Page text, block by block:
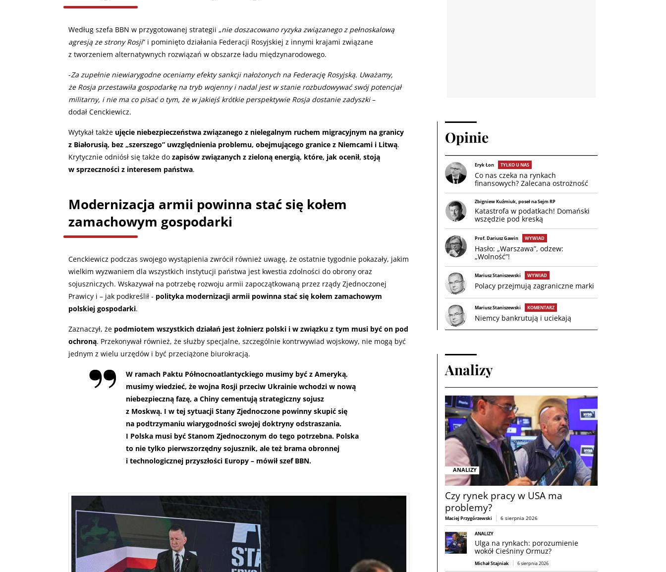
Według szefa BBN w przygotowanej strategii „nie doszacowano ryzyka związanego z pełnoskalową
agresją ze strony Rosji” i pominięto działania Federacji Rosyjskiej z innymi krajami związane
z tworzeniem alternatywnych rozwiązań w obszarze ładu międzynarodowego.
-Za zupełnie niewiarygodne oceniamy efekty sankcji nałożonych na Federację Rosyjską. Uważamy,
że Rosja przestawiła gospodarkę na tryb wojenny i nadal jest w stanie rozbudowywać swój potencjał
militarny, i nie ma co pisać o tym, że w jakiejś krótkie perspektywie Rosja dostanie zadyszki–
dodał Cenckiewicz.
Wytykał także ujęcie niebezpieczeństwa związanego z nielegalnym ruchem migracyjnym na granicy
z Białorusią, bez „szerszego” uwzględnienia problemu, obejmującego granice z Niemcami i Litwą.
Krytycznie odniósł się także do zapisów związanych z zieloną energią, które, jak ocenił, stoją
w sprzeczności z interesem państwa.
Modernizacja armii powinna stać się kołem
zamachowym gospodarki
Cenckiewicz podczas swojego wystąpienia zwrócił również uwagę, że ostatnie tygodnie pokazały, jakim
wielkim wyzwaniem dla wszystkich instytucji państwa jest kwestia zdolności do obrony oraz
sojuszniczych. Wskazywał na potrzebę rozwoju armii zapoczątkowaną przez rządy Zjednoczonej
Prawicy i – jak podkreślił - polityka modernizacji armii powinna stać się kołem zamachowym
polskiej gospodarki.
Zaznaczył, że podmiotem wszystkich działań jest żołnierz polski i w związku z tym musi być on pod
ochroną. Przekonywał również, że służby specjalne, szczególnie kontrwywiad wojskowy, nie mogą być
jednym z wielu urzędów i być przeciążone biurokracją.
W ramach Paktu Północnoatlantyckiego musimy być z Ameryką,
musimy wiedzieć, że wojna Rosji przeciw Ukrainie wchodzi w nową
niebezpieczną fazę, a Chiny cementują strategiczny sojusz
z Moskwą. I w tej sytuacji Stany Zjednoczone powinny skupić się
na podtrzymaniu wiarygodności swojej doktryny odstraszania.
I Polska musi być Stanom Zjednoczonym do tego potrzebna. Polska
to nie tylko pierwszorzędny sojusznik, ale też brama obronnej
i technologicznej przyszłości Europy – mówił szef BBN.
Opinie
Eryk Łon TYLKO U NAS
Co nas czeka na rynkach
finansowych? Zalecana ostrożność
Zbigniew Kuźmiuk, poseł na Sejm RP
Katastrofa w podatkach! Domański
wszędzie pod kreską
Prof. Dariusz Gawin WYWIAD
Hasło: „Warszawa”, odzew:
„Wolność”!
Mariusz Staniszewski WYWIAD
Polacy przejmują zagraniczne marki
Mariusz Staniszewski KOMENTARZ
Niemcy bankrutują i uciekają
Analizy
ANALIZY
Czy rynek pracy w USA ma
problemy?
Maciej Przygórzewski 6 sierpnia 2026
ANALIZY
Ulga na rynkach: porozumienie
wokół Cieśniny Ormuz?
Michał Stajniak 6 sierpnia 2026